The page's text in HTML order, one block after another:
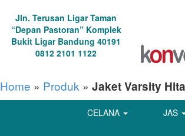
Jln. Terusan Ligar Taman
“Depan Pastoran” Komplek
Bukit Ligar Bandung 40191
0812 2101 1122
Home » Produk » Jaket Varsity
CELANA JAS